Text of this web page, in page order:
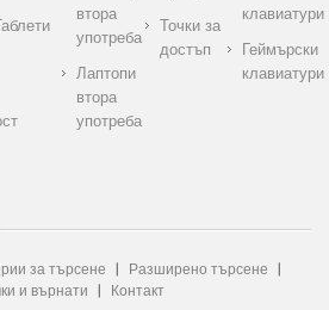
втора
употреба
Лаптопи
втора
употреба
Точки за
достъп
клавиатури
Геймърски
клавиатури
за търсене
Разширено търсене
и върнати
Контакт